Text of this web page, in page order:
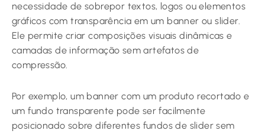
necessidade de sobrepor textos, logos ou elementos
gráficos com transparência em um banner ou slider.
Ele permite criar composições visuais dinâmicas e
camadas de informação sem artefatos de
compressão.
Por exemplo, um banner com um produto recortado e
um fundo transparente pode ser facilmente
posicionado sobre diferentes fundos de slider sem